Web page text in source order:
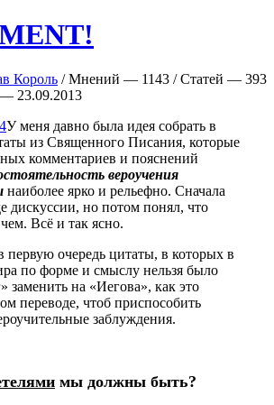
Король / Мнений — 1143 / Статей — 393
23.09.2013
У меня давно была идея собрать в
из Священного Писания, которые
комментариев и пояснений
вероучения
наиболее ярко и рельефно. Сначала
дискуссии, но потом понял, что
Всё и так ясно.
первую очередь цитаты, в которых в
по форме и смыслу нельзя было
заменить на «Иегова», как это
переводе, чтоб приспособить
заблуждения.
мы должны быть?